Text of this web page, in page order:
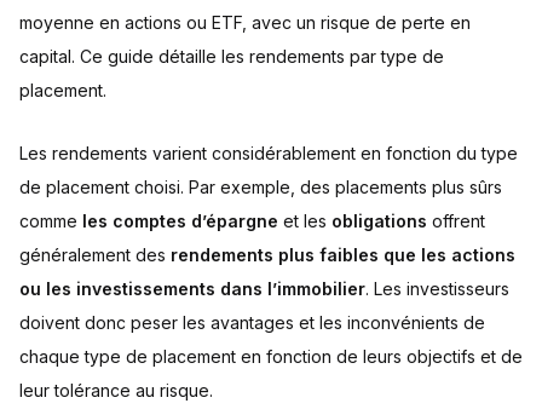
10 000 euros en immobilier locatif (Rendement estimé 4%
net - hors risques de vacance, impayés et travaux)
10 000 euros en SCPI (Rendement Estimé 5%)
Combien peuvent rapporter 10 000 euros en livrets
1,7 % au 01/08/2026)
10 000 euros en LDDS (Rendement 1,5 % au 01/02/2026, 1,7
10 000 euros en LEP (Rendement Estimé 6%)
000 euros ?
Comment obtenir une rente de 200 euros par mois avec 10
000 euros ?
Quel placement choisir pour faire fructifier 10 000 euros
moyenne en actions ou ETF, avec un risque de perte en
capital. Ce guide détaille les rendements par type de
placement.
Les rendements varient considérablement en fonction du type
de placement choisi. Par exemple, des placements plus sûrs
comme les comptes d’épargne et les obligations offrent
généralement des rendements plus faibles que les actions
ou les investissements dans l’immobilier. Les investisseurs
doivent donc peser les avantages et les inconvénients de
chaque type de placement en fonction de leurs objectifs et de
leur tolérance au risque.